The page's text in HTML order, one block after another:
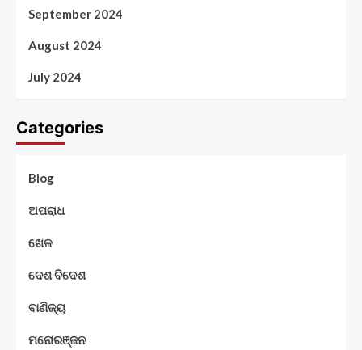
September 2024
August 2024
July 2024
Categories
Blog
ଅପରାଧ
ଖେଳ
ଦେଶ ବିଦେଶ
ବାଣିଜ୍ୟ
ମନୋରଞ୍ଜନ